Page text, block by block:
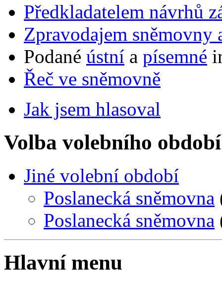
Předkladatelem návrhů
Zpravodajem
Podané ústní a písemné
Řeč ve sněmovně
Jak jsem hlasoval
Volba volebního období
Jiné volební období
Poslanecká sněmovna
Poslanecká sněmovna
Hlavní menu